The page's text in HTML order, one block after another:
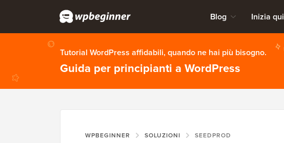
Blog Inizia qui
Tutorial WordPress affidabili, quando ne hai più bisogno.
Guida per principianti a WordPress
WPBEGINNER SOLUZIONI SEEDPROD